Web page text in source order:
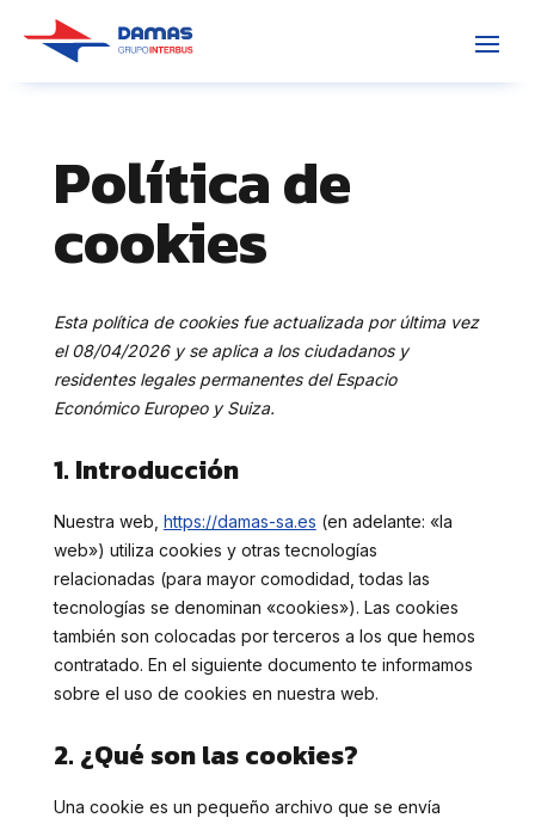
Política de
cookies
Esta política de cookies fue actualizada por última vez
el 08/04/2026 y se aplica a los ciudadanos y
residentes legales permanentes del Espacio
Económico Europeo y Suiza.
1. Introducción
Nuestra web, https://damas-sa.es (en adelante: «la
web») utiliza cookies y otras tecnologías
relacionadas (para mayor comodidad, todas las
tecnologías se denominan «cookies»). Las cookies
también son colocadas por terceros a los que hemos
contratado. En el siguiente documento te informamos
sobre el uso de cookies en nuestra web.
2. ¿Qué son las cookies?
Una cookie es un pequeño archivo que se envía